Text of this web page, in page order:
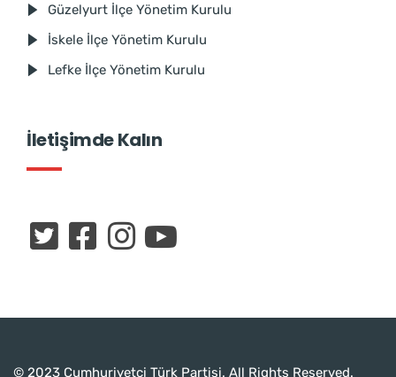
Güzelyurt İlçe Yönetim Kurulu
İskele İlçe Yönetim Kurulu
Lefke İlçe Yönetim Kurulu
İletişimde Kalın
© 2023 Cumhuriyetçi Türk Partisi. All Rights Reserved.